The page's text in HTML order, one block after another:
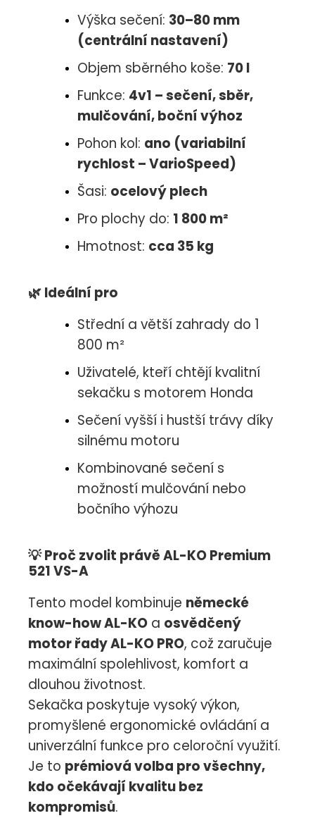
Výška sečení: 30–80 mm
(centrální nastavení)
Objem sběrného koše: 70 l
Funkce: 4v1 – sečení, sběr,
mulčování, boční výhoz
Pohon kol: ano (variabilní
rychlost – VarioSpeed)
Šasi: ocelový plech
Pro plochy do: 1 800 m²
Hmotnost: cca 35 kg
🌿Ideální pro
Střední a větší zahrady do 1
800 m²
Uživatelé, kteří chtějí kvalitní
sekačku s motorem Honda
Sečení vyšší i hustší trávy díky
silnému motoru
Kombinované sečení s
možností mulčování nebo
bočního výhozu
💡Proč zvolit právě AL-KO Premium
521 VS-A
Tento model kombinuje německé
know-how AL-KO a osvědčený
motor řady AL-KO PRO, což zaručuje
maximální spolehlivost, komfort a
dlouhou životnost.
Sekačka poskytuje vysoký výkon,
promyšlené ergonomické ovládání a
univerzální funkce pro celoroční využití.
Je to prémiová volba pro všechny,
kdo očekávají kvalitu bez
kompromisů.